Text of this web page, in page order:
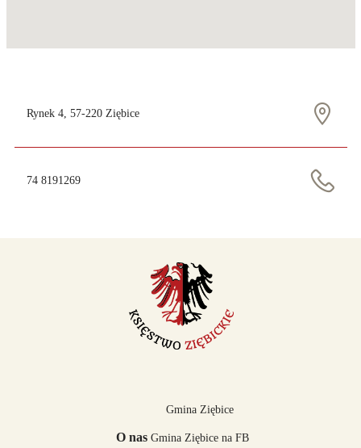
Rynek 4, 57-220 Ziębice
74 8191269
O nas
Gmina Ziębice
Gmina Ziębice na FB